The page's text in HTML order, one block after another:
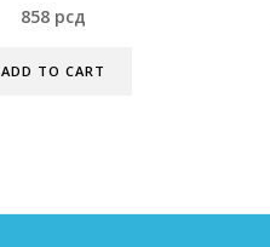
858 рсд
ADD TO CART